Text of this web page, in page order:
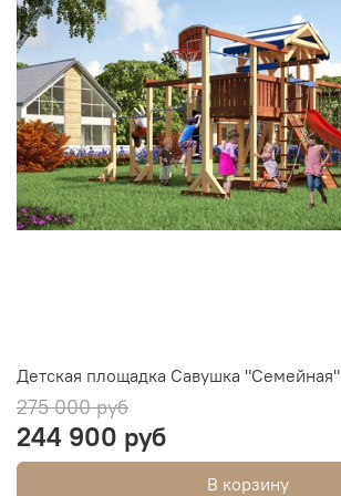
Детская площадка Савушка "Семейная"
275 000 руб
244 900 руб
В корзину